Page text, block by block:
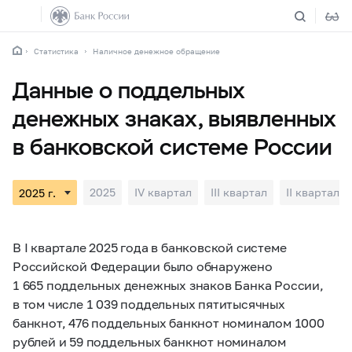
Статистика Наличное денежное обращение
Данные о поддельных
денежных знаках, выявленных
в банковской системе России
2025 IV квартал III квартал II квартал
В I квартале 2025 года в банковской системе
Российской Федерации было обнаружено
1 665 поддельных денежных знаков Банка России,
в том числе 1 039 поддельных пятитысячных
банкнот, 476 поддельных банкнот номиналом 1000
рублей и 59 поддельных банкнот номиналом